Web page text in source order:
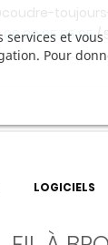
06 30 85 05 95/
services et
Pour
LOGICIELS